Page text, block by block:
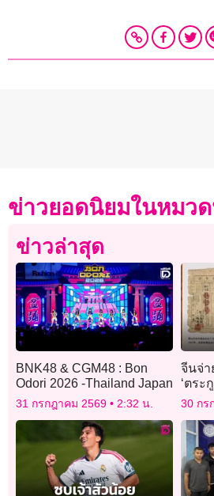
ข่าวยอดนิยมในหมว
ข่าวล่าสุด
BNK48 & CGM48 : Bon
Odori 2026 -Thailand Japan
31 กรกฎาคม 2569 2:32 น.
จีนจ่า
‘ตระ
กองทั
30 กร